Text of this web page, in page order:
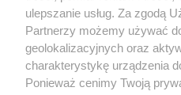
ulepszanie usług. Za zgodą
Partnerzy możemy używać
geolokalizacyjnych oraz
charakterystykę urządzenia
Ponieważ cenimy Twoją